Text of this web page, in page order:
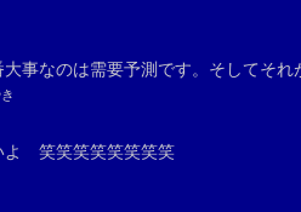
事なのは需要予測です。そしてそ
よ 笑笑笑笑笑笑笑笑